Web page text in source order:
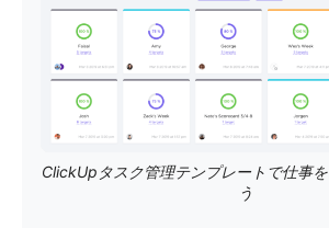
ClickUpタスク管理テンプレートで仕事
う